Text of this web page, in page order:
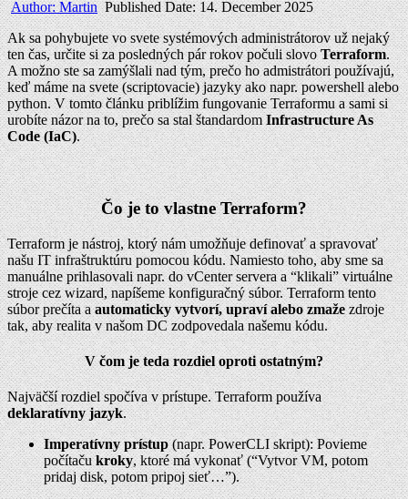
Author:Martin Published Date:14. December 2025
Ak sa pohybujete vo svete systémových administrátorov už nejaký
ten čas, určite si za posledných pár rokov počuli slovoTerraform.
A možno ste sa zamýšlali nad tým, prečo ho admistrátori používajú,
keď máme na svete (scriptovacie) jazyky ako napr. powershell alebo
python. V tomto článku priblížim fungovanie Terraformu a sami si
urobíte názor na to, prečo sa stal štandardomInfrastructure As
Code (IaC).
Čo je to vlastne Terraform?
Terraform je nástroj, ktorý nám umožňuje definovať a spravovať
našu IT infraštruktúru pomocou kódu. Namiesto toho, aby sme sa
manuálne prihlasovali napr. do vCenter servera a “klikali” virtuálne
stroje cez wizard, napíšeme konfiguračný súbor. Terraform tento
súbor prečíta aautomaticky vytvorí, upraví alebo zmažezdroje
tak, aby realita v našom DC zodpovedala našemu kódu.
V čom je teda rozdiel oproti ostatným?
Najväčší rozdiel spočíva v prístupe. Terraform používa
deklaratívny jazyk.
Imperatívny prístup(napr. PowerCLI skript): Povieme
počítačukroky, ktoré má vykonať (“Vytvor VM, potom
pridaj disk, potom pripoj sieť…”).